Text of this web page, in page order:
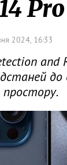
2024, 16:33
and
простору.